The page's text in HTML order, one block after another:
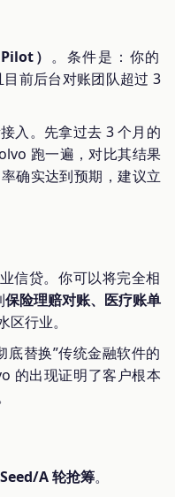
） 。条件是：你的
前后台对账团队超过 3
入。先拿过去 3 个月的
跑一遍，对比其结果
确实达到预期，建议立
信贷。你可以将完全相
保险理赔对账、医疗账单
区行业。
底替换”传统金融软件的
的出现证明了客户根本
A 轮抢筹。